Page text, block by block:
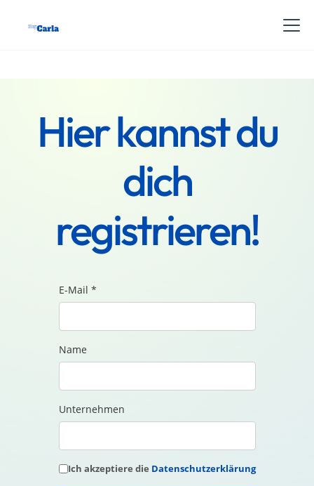
Hier kannst du
dich
registrieren!
E-Mail *
Name
Unternehmen
Ich akzeptiere die Datenschutzerklärung